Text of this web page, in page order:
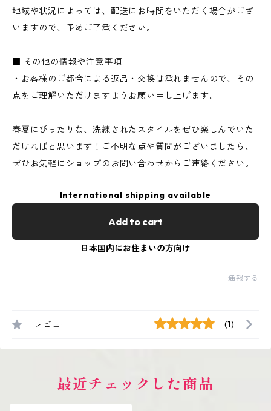
地域や状況によっては、配送にお時間をいただく場合がござ
いますので、予めご了承ください。
■ その他の情報や注意事項
・お客様のご都合による返品・交換は承れませんので、その
点をご理解いただけますようお願い申し上げます。
春夏にぴったりな、洗練されたスタイルをぜひ楽しんでいた
だければと思います！ご不明な点や質問がございましたら、
ぜひお気軽にショップのお問い合わせからご連絡ください。
International shipping available
Add to cart
日本国内にお住まいの方向け
通報する
レビュー (1)
最近チェックした商品